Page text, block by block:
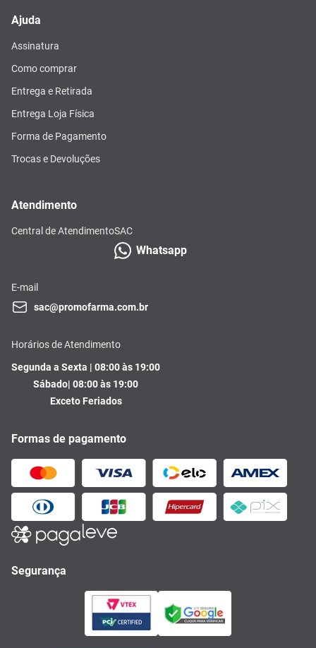
Ajuda
Assinatura
Como comprar
Entrega e Retirada
Entrega Loja Física
Forma de Pagamento
Trocas e Devoluções
Atendimento
Central de AtendimentoSAC
Whatsapp
E-mail
sac@promofarma.com.br
Horários de Atendimento
Segunda a Sexta | 08:00 às 19:00
Sábado| 08:00 às 19:00
Exceto Feriados
Formas de pagamento
Segurança